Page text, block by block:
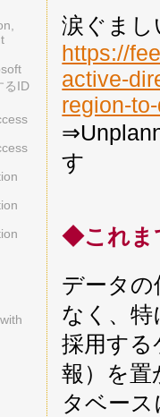
涙ぐま
https://
active-
region-
す
◆これま
データ
なく、特
採用する
報）を置
タベー
るID